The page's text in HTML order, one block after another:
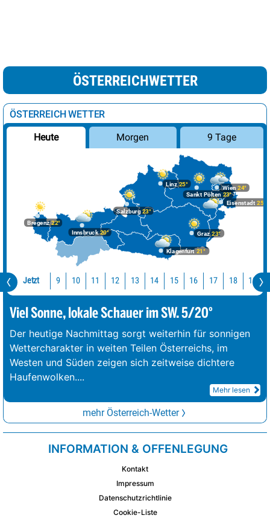
ÖSTERREICHWETTER
ÖSTERREICH WETTER
Heute Morgen 9 Tage
Bregenz22°
Graz23°
Innsbruck20°
Klagenfurt 21°
Linz25°
Salzburg23°
Wien 24°
Eisenstadt 25°
Sankt Pölten 23°
Jetzt 9 10 11 12 13 14 15 16 17 18 19
Viel Sonne, lokale Schauer im SW. 5/20°
Der heutige Nachmittag sorgt weiterhin für sonnigen
Wettercharakter in weiten Teilen Österreichs, im
Westen und Süden zeigen sich zeitweise dichtere
Haufenwolken....
Mehr lesen
mehr Österreich-Wetter
INFORMATION & OFFENLEGUNG
Kontakt
Impressum
Datenschutzrichtlinie
Cookie-Liste